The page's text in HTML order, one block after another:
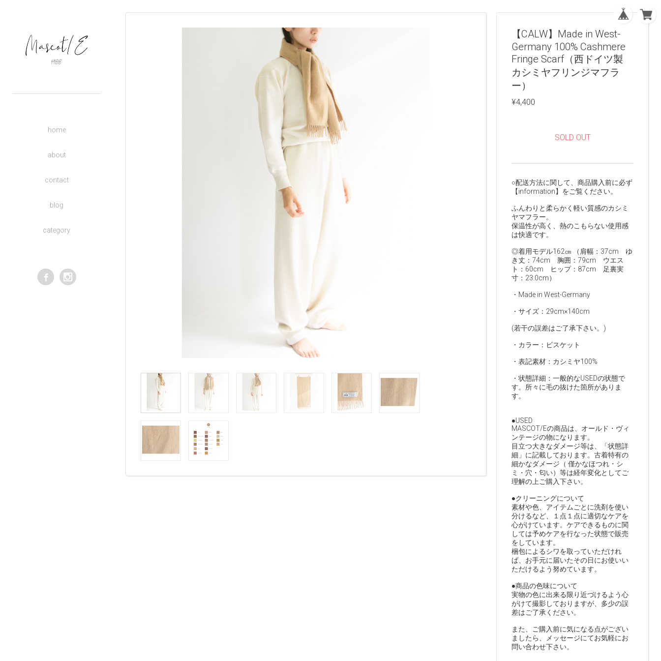
home
about
contact
blog
category
【CALW】Made in West-
Germany 100% Cashmere
Fringe Scarf（西ドイツ製
カシミヤフリンジマフラ
ー）
¥4,400
SOLD OUT
○配送方法に関して、商品購入前に必ず
【information】をご覧ください。
ふんわりと柔らかく軽い質感のカシミ
ヤマフラー。
保温性が高く、熱のこもらない使用感
は快適です。
◎着用モデル162㎝ （肩幅：37cm ゆ
き丈：74cm 胸囲：79cm ウエス
ト：60cm ヒップ：87cm 足裏実
寸：23.0cm）
・Made in West-Germany
・サイズ：29cm×140cm
(若干の誤差はご了承下さい。)
・カラー：ビスケット
・表記素材：カシミヤ100%
・状態詳細：一般的なUSEDの状態で
す。所々に毛の抜けた箇所がありま
す。
●USED
MASCOT/Eの商品は、オールド・ヴィ
ンテージの物になります。
目立つ大きなダメージ等は、「状態詳
細」に記載しております。古着特有の
細かなダメージ（ 僅かなほつれ・シ
ミ・穴・匂い）等は経年変化としてご
理解の上ご購入下さい。
●クリーニングについて
素材や色、アイテムごとに洗剤を使い
分けるなど、１点１点に適切なケアを
心がけています。ケアできるものに関
しては予めケアを行なった状態で販売
をしています。
梱包によるシワを取っていただけれ
ば、お手元に届いたその日にお使いい
ただけるよう努めています。
●商品の色味について
実物の色に出来る限り近づけるよう心
がけて撮影しておりますが、多少の誤
差はご了承ください。
また、ご購入前に気になる点がござい
ましたら、メッセージにてお気軽にお
問い合わせ下さい。